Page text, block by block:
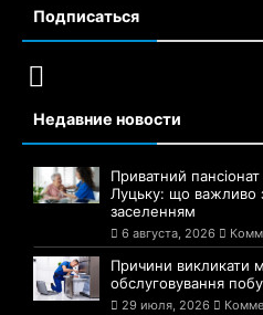
Подписаться
Недавние новости
Приватний
Луцьку: що важливо
заселенням
6 августа, 2026
Причини викликати
обслуговування
29 июля, 2026